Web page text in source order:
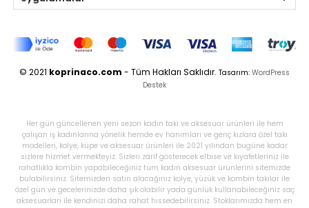
© 2021 koprinaco.com - Tüm Hakları Saklıdır. Tasarım: WordPress
Destek
Her gün güncellenen yeni sezon kadın takı ve aksesuar ürünleri ile hem
çalışan iş kadınlarına yönelik hemde ev hanımları ve genç kızlara özel takı
modelleri, kolye, küpe ve aksesuar ürünleri ile 2021 yılından bugüne kadar
sizlere hizmet vermekteyiz. Sizleri zarif gösterecek elbise ve kıyafetleriniz ile
rahatlıkla kombin yapabileceğiniz tüm kadın aksesuar ürünlerini sitemizde
bulabilirsiniz. Sitemizden satın alacağınız kolye, yüzük ve kombin takılar ile
özel gün ve gecelerinizde daha şık olabilir yada günlük kullanabileceğiniz saç
aksesuarları ile kendinizi daha rahat hissedebilirsiniz. Stoklarımızda hem en